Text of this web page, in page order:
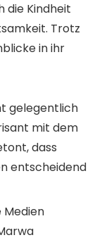
die Kindheit
Trotz
in ihr
gelegentlich
mit dem
dass
entscheidend
Medien